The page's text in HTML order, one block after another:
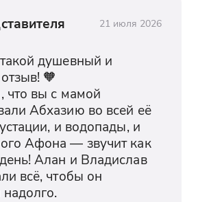
21 июля 2026
душевный и
🧡
что вы с мамой
Абхазию во всей её
и водопады, и
Афона — звучит как
Алан и Владислав
всё, чтобы он